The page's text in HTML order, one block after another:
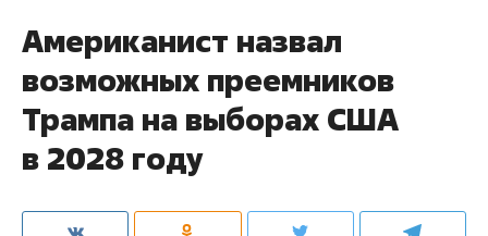
Американист назвал
возможных преемников
Трампа на выборах США
в 2028 году